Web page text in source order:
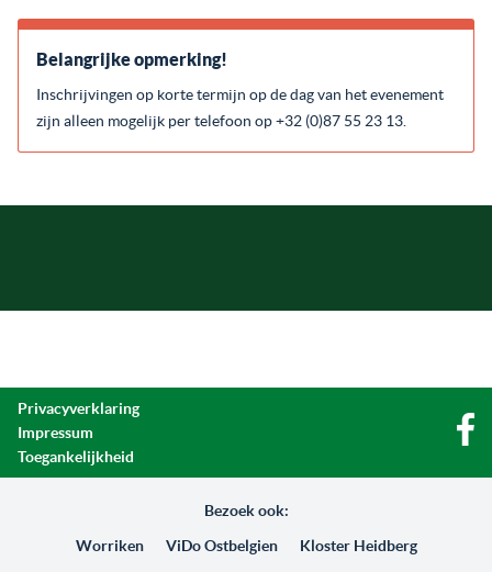
Belangrijke opmerking!
Inschrijvingen op korte termijn op de dag van het evenement
zijn alleen mogelijk per telefoon op +32 (0)87 55 23 13.
Privacyverklaring
Impressum
Toegankelijkheid
Bezoek ook:
Worriken
ViDo Ostbelgien Kloster Heidberg